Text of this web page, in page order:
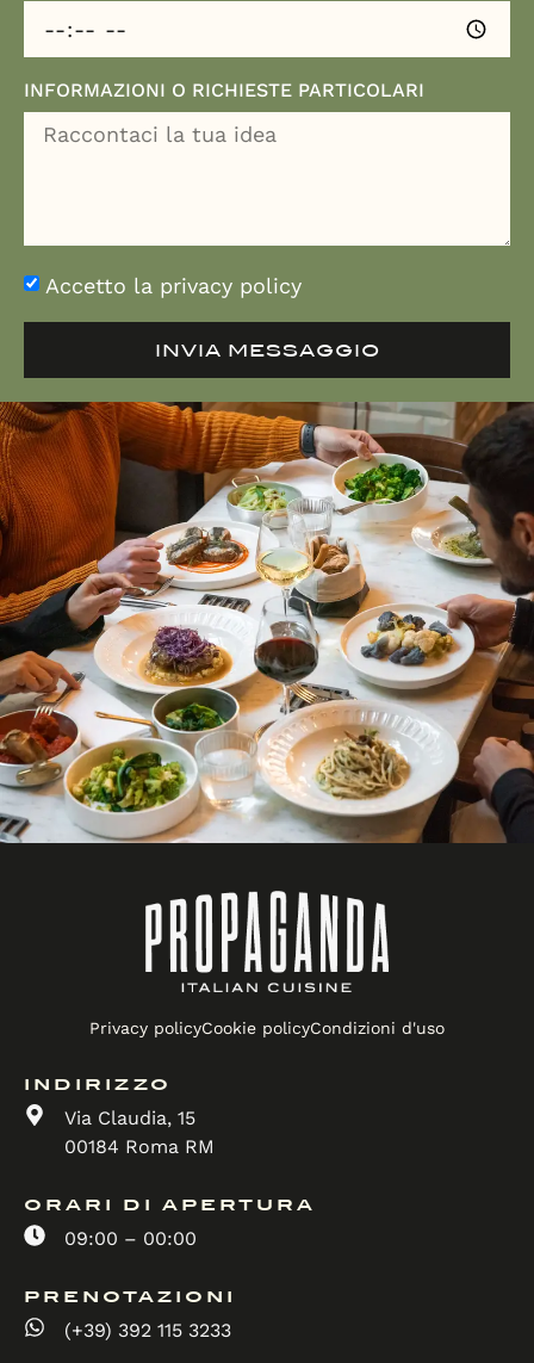
INFORMAZIONI O RICHIESTE PARTICOLARI
Accetto la privacy policy
INVIA MESSAGGIO
Privacy policyCookie policyCondizioni d'uso
INDIRIZZO
Via Claudia, 15
00184 Roma RM
ORARI DI APERTURA
09:00 – 00:00
PRENOTAZIONI
(+39) 392 115 3233